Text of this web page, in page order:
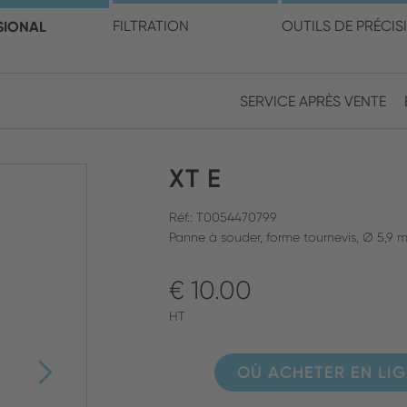
FILTRATION OUTILS DE
FERMER LA RECHERCHE
SERVICE APRÈS VENTE
votre pays et
XT E
Réf.: T0054470799
Panne à souder, forme tournevis, Ø 5,9
€ 10.00
HT
OÙ ACHETER EN